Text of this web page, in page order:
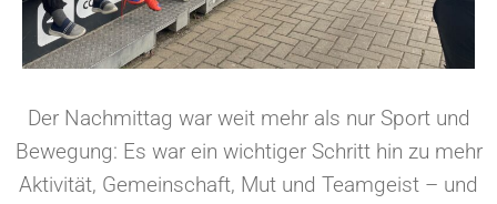
Der Nachmittag war weit mehr als nur Sport und
Bewegung: Es war ein wichtiger Schritt hin zu mehr
Aktivität, Gemeinschaft, Mut und Teamgeist – und